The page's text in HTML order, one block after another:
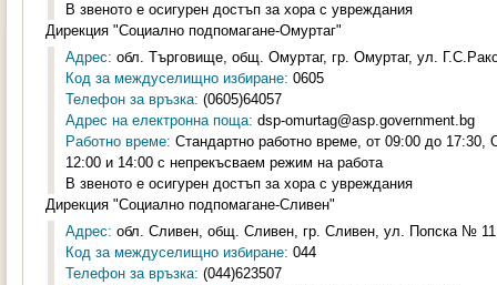
В звеното е осигурен достъп за хора с увреждания
Дирекция "Социално подпомагане-Омуртаг"
Адрес: обл. Търговище, общ. Омуртаг, гр. Омуртаг, ул.
Код за междуселищно избиране: 0605
Телефон за връзка: (0605)64057
Адрес на електронна поща: dsp-omurtag@asp.government.bg
Работно време: Стандартно работно време, от 09:00 до
12:00 и 14:00 с непрекъсваем режим на работа
В звеното е осигурен достъп за хора с увреждания
Дирекция "Социално подпомагане-Сливен"
Адрес: обл. Сливен, общ. Сливен, гр. Сливен, ул. Попска №
Код за междуселищно избиране: 044
Телефон за връзка: (044)623507